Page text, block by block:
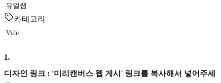
유얼쌤
카테고리
Vide
1.
디자인 링크 : '미리캔버스 웹 게시' 링크를 복사해서 넣어주세